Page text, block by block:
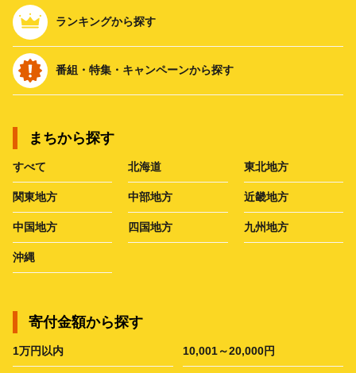
ランキングから探す
番組・特集・キャンペーンから探す
まちから探す
すべて 北海道 東北地方
関東地方 中部地方 近畿地方
中国地方 四国地方 九州地方
沖縄
寄付金額から探す
1万円以内 10,001～20,000円